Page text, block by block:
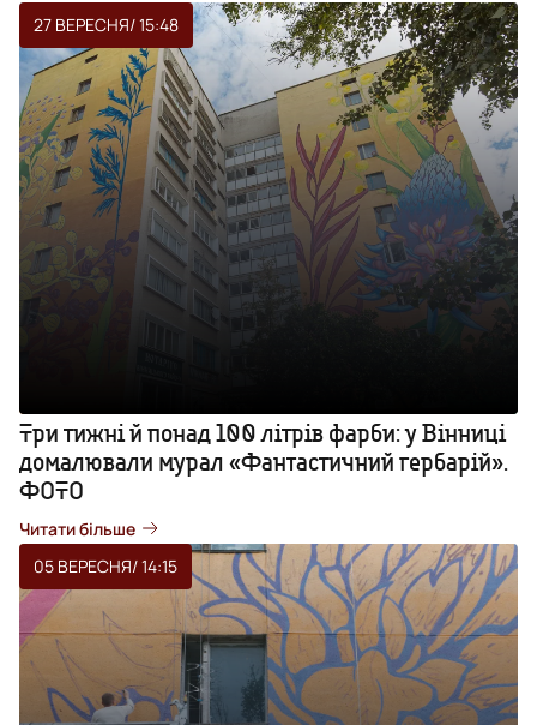
27 ВЕРЕСНЯ/ 15:48
Три тижні й понад 100 літрів фарби: у Вінниці
домалювали мурал «Фантастичний гербарій».
ФОТО
Читати більше
05 ВЕРЕСНЯ/ 14:15